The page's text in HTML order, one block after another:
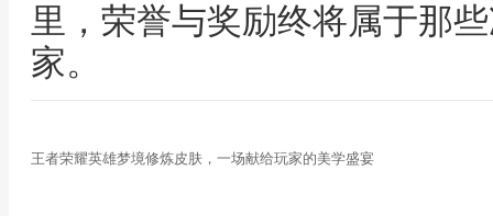
里，荣誉与奖励终将属于那
家。
王者荣耀英雄梦境修炼皮肤，一场献给玩家的美学盛宴